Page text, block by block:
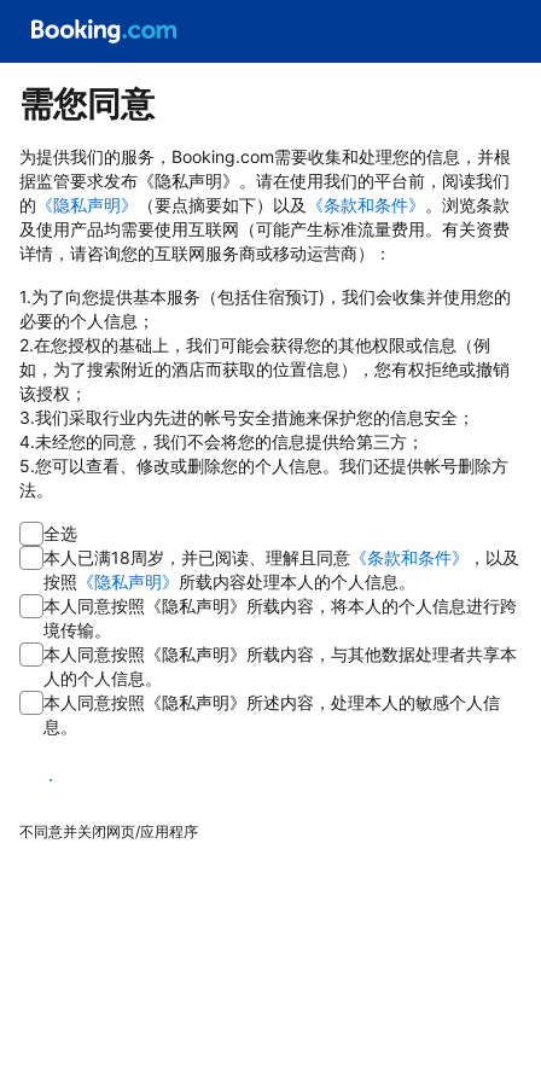
需您同意
为提供我们的服务，Booking.com需要收集和处理您的信息，并根
据监管要求发布《隐私声明》。请在使用我们的平台前，阅读我们
的 《隐私声明》 （要点摘要如下）以及 《条款和条件》 。浏览条款
及使用产品均需要使用互联网（可能产生标准流量费用。有关资费
详情，请咨询您的互联网服务商或移动运营商）：
1.为了向您提供基本服务（包括住宿预订)，我们会收集并使用您的
必要的个人信息；
2.在您授权的基础上，我们可能会获得您的其他权限或信息（例
如，为了搜索附近的酒店而获取的位置信息），您有权拒绝或撤销
该授权；
3.我们采取行业内先进的帐号安全措施来保护您的信息安全；
4.未经您的同意，我们不会将您的信息提供给第三方；
5.您可以查看、修改或删除您的个人信息。我们还提供帐号删除方
法。
全选
本人已满18周岁，并已阅读、理解且同意 《条款和条件》
，以及
按照 《隐私声明》 所载内容处理本人的个人信息。
本人同意按照《隐私声明》所载内容，将本人的个人信息进行跨
境传输。
本人同意按照《隐私声明》所载内容，与其他数据处理者共享本
人的个人信息。
本人同意按照《隐私声明》所述内容，处理本人的敏感个人信
息。
同意
不同意并关闭网页/应用程序